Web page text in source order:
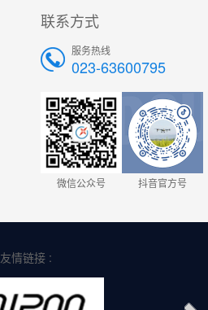
联系方式
服务热线
023-63600795
微信公众号 抖音官方号
友情链接 :